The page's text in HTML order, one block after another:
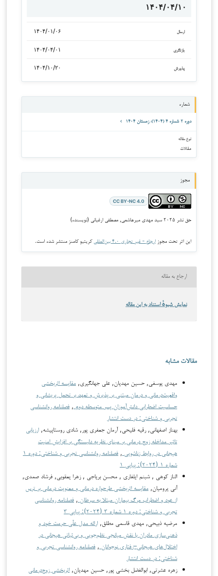
۱۴۰۴/۰۴/۱۰
ارسال ۱۴۰۴/۰۱/۰۶
بازنگری ۱۴۰۴/۰۴/۰۱
پذیرش ۱۴۰۴/۱۰/۲۰
شماره
دوره ۲ شماره ۴ (۱۴۰۴): زمستان ۱۴۰۴
نوع مقاله
مقالات
مجوز
CC BY-NC 4.0
حق نشر ۲۰۲۵ سيد مهدی ميرهاشمی, مصطفي ارغياني (نویسنده)
این اثر تحت مجوز ارجاع - غیر تجاری ۴.۰ بین‌المللی کریتیو کامنز منتشر شده است.
ارجاع به مقاله
نمایش شیوهٔ استناد به این مقاله
مقالات مشابه
مهدی یوسفی, حسین مهدیان, علی جهانگیری, مقایسه اثربخشی
واقعیت‌درمانی و درمان مبتنی بر پذیرش و تعهد بر تحمل پریشانی و
حساسیت اضطرابی دانش‌آموزان پسر متوسطه دوم , فصلنامه روانشناسی
تجربی و شناختی: در دست انتشار
بهناز اصفهانی, رقیه فلیحی, آرمان جعفری پور, شادی روستاپیشه, ارزیابی
تاثیر مداخله زوج درمانی بر مبنای نظریه دلبستگی بر افزایش امنیت
هیجانی در روابط زناشویی ,
فصلنامه روانشناسی تجربی و شناختی: دوره ۱
شماره ۱ (۲۰۲۴): پیاپی ۱
الناز کوهی , شبنم ایلغاری , محسن بریاجی , زهرا یعقوبی, فرشاد صمدی,
آنی یرومیان, مقایسه اثربخشی طرحواره درمانی و معنویت درمانی بر ترس
از عود و اضطراب مرگ بیماران مبتلا به سرطان , فصلنامه روانشناسی
تجربی و شناختی: دوره ۱ شماره ۳ (۲۰۲۴): پیاپی ۳
مرضیه ذبیحی, مهدی قاسمی مطلق, ارائه مدل علّی حرمت خود و
ذهنی‌سازی مادران با نقش میانجی نظم‌جویی و بی‌ثباتی هیجانی در
اختلال‌های هیجانی–رفتاری نوجوانان , فصلنامه روانشناسی تجربی و
شناختی: در دست انتشار
زهره عشرتی, ابوالفضل بخشی پور, حسین مهدیان, اثربخشی زوج‌درمانی